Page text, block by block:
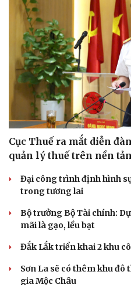
Doanh nghiệp
Thông tin doanh nghiệp
Doanh nghiệp 24h
Doanh nhân
Vì cộng đồng
Cục Thuế ra mắt diễn
quản lý thuế trên nền
Đại công trình định hình
trong tương lai
Bộ trưởng Bộ Tài chính:
mãi là gạo, lều bạt
Đắk Lắk triển khai 2 khu
Sơn La sẽ có thêm khu đô
gia Mộc Châu